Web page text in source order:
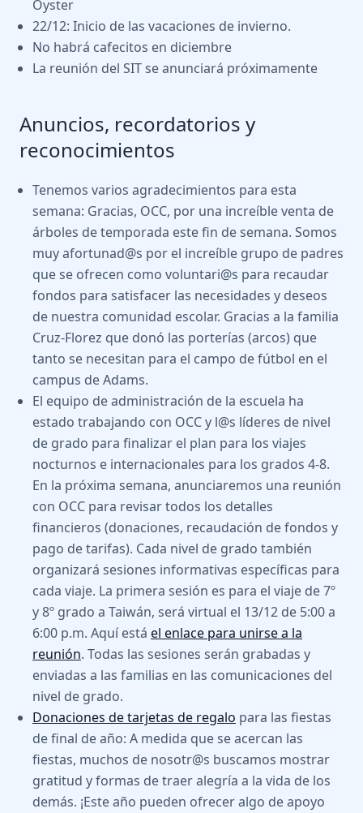
Oyster
22/12: Inicio de las vacaciones de invierno.
No habrá cafecitos en diciembre
La reunión del SIT se anunciará próximamente
Anuncios, recordatorios y
reconocimientos
Tenemos varios agradecimientos para esta
semana: Gracias, OCC, por una increíble venta de
árboles de temporada este fin de semana. Somos
muy afortunad@s por el increíble grupo de padres
que se ofrecen como voluntari@s para recaudar
fondos para satisfacer las necesidades y deseos
de nuestra comunidad escolar. Gracias a la familia
Cruz-Florez que donó las porterías (arcos) que
tanto se necesitan para el campo de fútbol en el
campus de Adams.
El equipo de administración de la escuela ha
estado trabajando con OCC y l@s líderes de nivel
de grado para finalizar el plan para los viajes
nocturnos e internacionales para los grados 4-8.
En la próxima semana, anunciaremos una reunión
con OCC para revisar todos los detalles
financieros (donaciones, recaudación de fondos y
pago de tarifas). Cada nivel de grado también
organizará sesiones informativas específicas para
cada viaje. La primera sesión es para el viaje de 7º
y 8º grado a Taiwán, será virtual el 13/12 de 5:00 a
6:00 p.m. Aquí está el enlace para unirse a la
reunión. Todas las sesiones serán grabadas y
enviadas a las familias en las comunicaciones del
nivel de grado.
Donaciones de tarjetas de regalo para las fiestas
de final de año: A medida que se acercan las
fiestas, muchos de nosotr@s buscamos mostrar
gratitud y formas de traer alegría a la vida de los
demás. ¡Este año pueden ofrecer algo de apoyo